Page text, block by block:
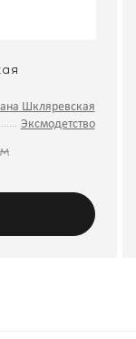
Шкляревская
Эксмодетство